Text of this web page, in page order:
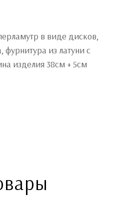
в виде дисков,
из латуни с
изделия 38см + 5см